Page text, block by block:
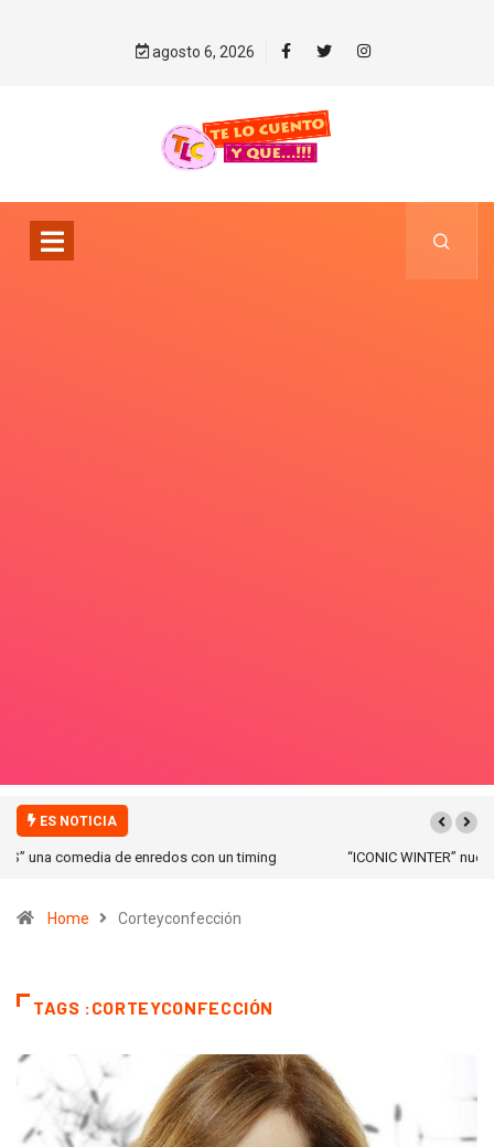
agosto 6, 2026
ES NOTICIA
“ICONIC WINTER” nuevas colecciones en Galerias pacifico!
Home Corteyconfección
TAGS :CORTEYCONFECCIÓN